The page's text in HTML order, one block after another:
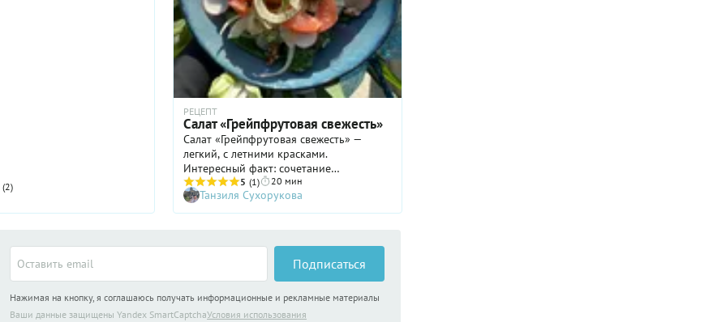
(2)
РЕЦЕПТ
Салат «Грейпфрутовая свежесть»
Салат «Грейпфрутовая свежесть» —
легкий, с летними красками.
Интересный факт: сочетание
грейпфрута и фенхеля в салате не
только придает блюду освежающий
вкус, но и улучшает пищеварение — оба
5 (1) 20 мин
Танзиля Сухорукова
Подписаться
Нажимая на кнопку, я соглашаюсь получать информационные и рекламные материалы
Ваши данные защищены Yandex SmartCaptchaУсловия использования